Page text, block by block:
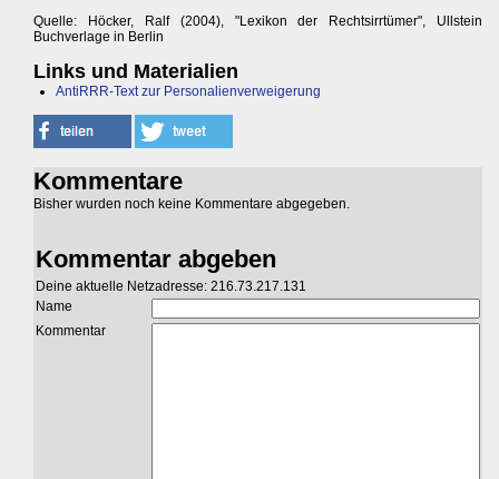
Quelle: Höcker, Ralf (2004), "Lexikon der Rechtsirrtümer", Ullstein
Buchverlage in Berlin
Links und Materialien
AntiRRR-Text zur Personalienverweigerung
Kommentare
Bisher wurden noch keine Kommentare abgegeben.
Kommentar abgeben
Deine aktuelle Netzadresse: 216.73.217.131
Name
Kommentar